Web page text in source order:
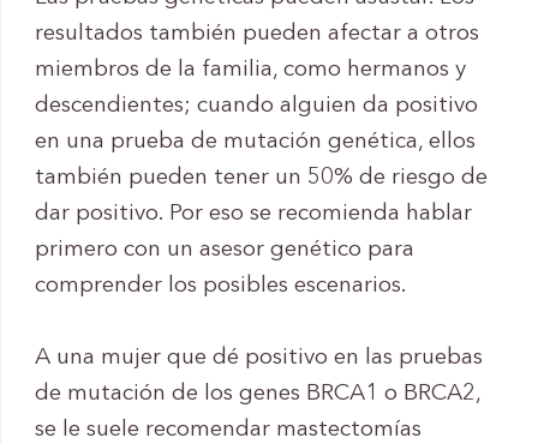
resultados también pueden afectar a otros
miembros de la familia, como hermanos y
descendientes; cuando alguien da positivo
en una prueba de mutación genética, ellos
también pueden tener un 50% de riesgo de
dar positivo. Por eso se recomienda hablar
primero con un asesor genético para
comprender los posibles escenarios.
A una mujer que dé positivo en las pruebas
de mutación de los genes BRCA1 o BRCA2,
se le suele recomendar mastectomías